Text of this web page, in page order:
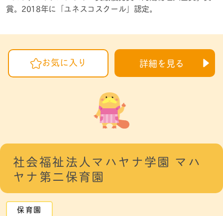
賞。2018年に「ユネスコスクール」認定。
お気に入り 詳細を見る
社会福祉法人マハヤナ学園 マハ
ヤナ第二保育園
保育園